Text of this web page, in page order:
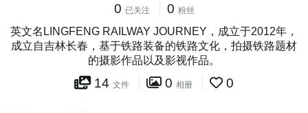
0 已关注 0 粉丝
英文名LINGFENG RAILWAY JOURNEY，成立于2012年，
成立自吉林长春，基于铁路装备的铁路文化，拍摄铁路题材
的摄影作品以及影视作品。
14 文件 0 相册 0